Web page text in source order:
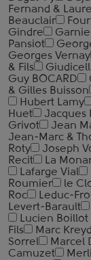
Fernand &
Beauclair
Gindre
Pansiot
Georges Vernay
& Fils
Guy BOCARD
& Gilles Buisson
Hubert Lamy
Huet
Jacques
Grivot
Jean
Jean-Marc &
Roty
Joseph
Recit
La
Lafarge Vial
Roumier
le
Roc
Leduc-
Levert-Barault
Lucien Boillot
Fils
Marc
Sorrel
Marcel
Camuzet